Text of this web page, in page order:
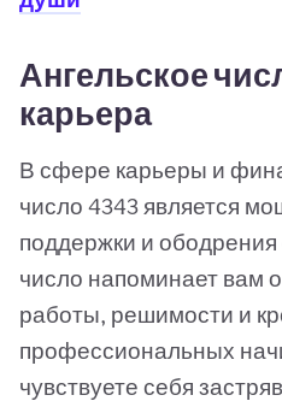
Ангельское
карьера
В сфере карьеры и
число 4343 является
поддержки и
число напоминает вам
работы, решимости и
профессиональных
чувствуете себя